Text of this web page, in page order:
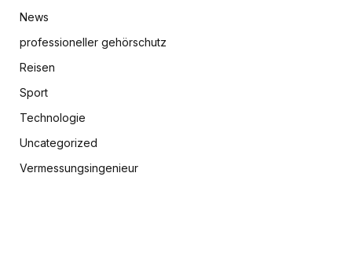
News
professioneller gehörschutz
Reisen
Sport
Technologie
Uncategorized
Vermessungsingenieur